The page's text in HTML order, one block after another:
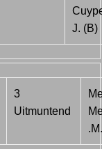
J. (B)
3
Uitmuntend